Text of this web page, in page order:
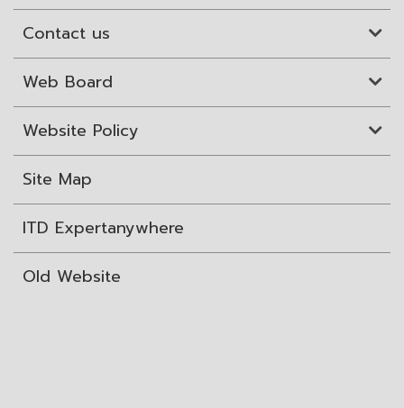
Contact us
Web Board
Website Policy
Site Map
ITD Expertanywhere
Old Website